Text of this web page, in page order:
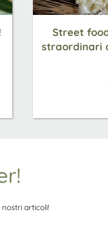
Street
straordinari
articoli!